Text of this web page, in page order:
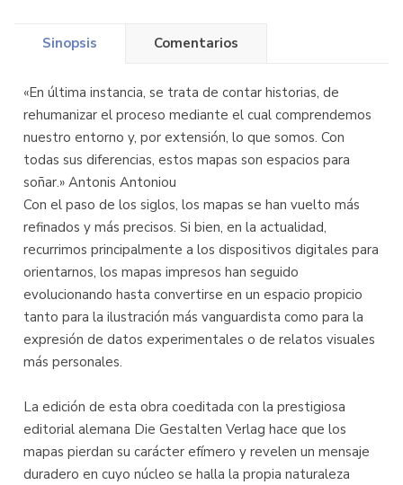
Sinopsis Comentarios
«En última instancia, se trata de contar historias, de
rehumanizar el proceso mediante el cual comprendemos
nuestro entorno y, por extensión, lo que somos. Con
todas sus diferencias, estos mapas son espacios para
soñar.» Antonis Antoniou
Con el paso de los siglos, los mapas se han vuelto más
refinados y más precisos. Si bien, en la actualidad,
recurrimos principalmente a los dispositivos digitales para
orientarnos, los mapas impresos han seguido
evolucionando hasta convertirse en un espacio propicio
tanto para la ilustración más vanguardista como para la
expresión de datos experimentales o de relatos visuales
más personales.
La edición de esta obra coeditada con la prestigiosa
editorial alemana Die Gestalten Verlag hace que los
mapas pierdan su carácter efímero y revelen un mensaje
duradero en cuyo núcleo se halla la propia naturaleza